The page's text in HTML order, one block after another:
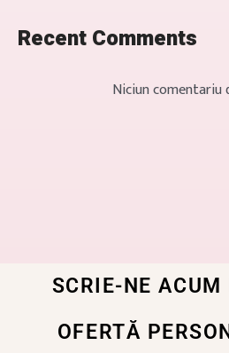
Recent Comments
Niciun comentariu
SCRIE-NE ACUM
OFERTĂ